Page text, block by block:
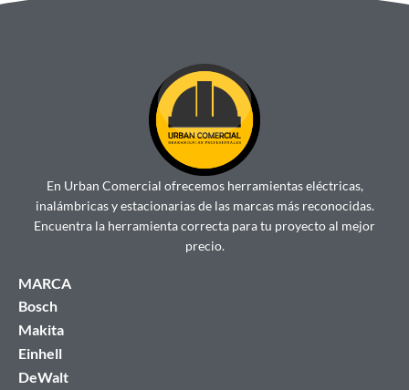
En Urban Comercial ofrecemos herramientas eléctricas,
inalámbricas y estacionarias de las marcas más reconocidas.
Encuentra la herramienta correcta para tu proyecto al mejor
precio.
MARCA
Bosch
Makita
Einhell
DeWalt